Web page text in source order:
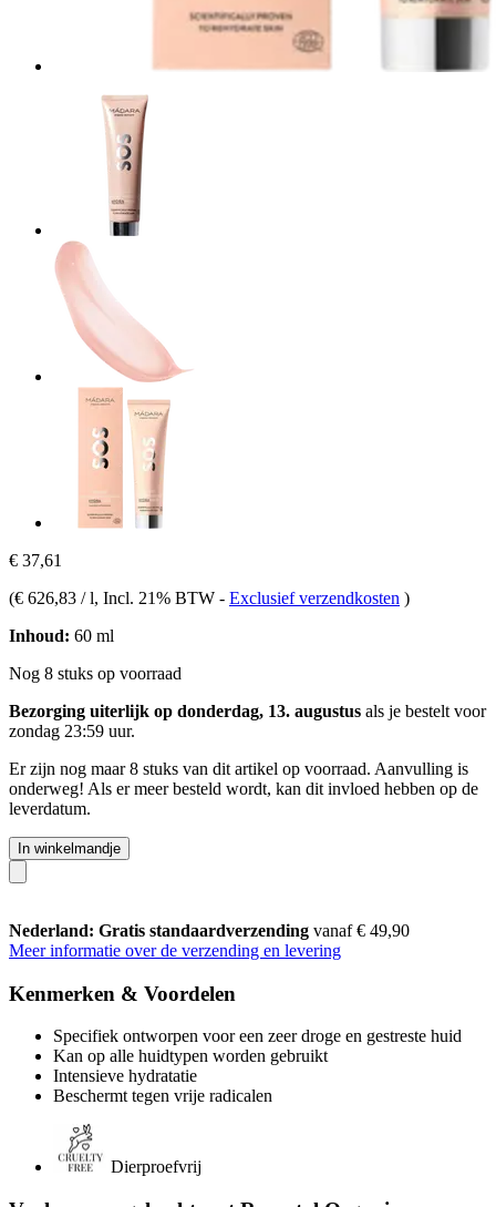
€ 37,61
(€ 626,83 / l, Incl. 21% BTW - Exclusief verzendkosten )
Inhoud: 60 ml
Nog 8 stuks op voorraad
Bezorging uiterlijk op donderdag, 13. augustus als je bestelt voor
zondag 23:59 uur.
Er zijn nog maar 8 stuks van dit artikel op voorraad. Aanvulling is
onderweg! Als er meer besteld wordt, kan dit invloed hebben op de
leverdatum.
In winkelmandje
Nederland: Gratis standaardverzending vanaf € 49,90
Meer informatie over de verzending en levering
Kenmerken & Voordelen
Specifiek ontworpen voor een zeer droge en gestreste huid
Kan op alle huidtypen worden gebruikt
Intensieve hydratatie
Beschermt tegen vrije radicalen
Dierproefvrij